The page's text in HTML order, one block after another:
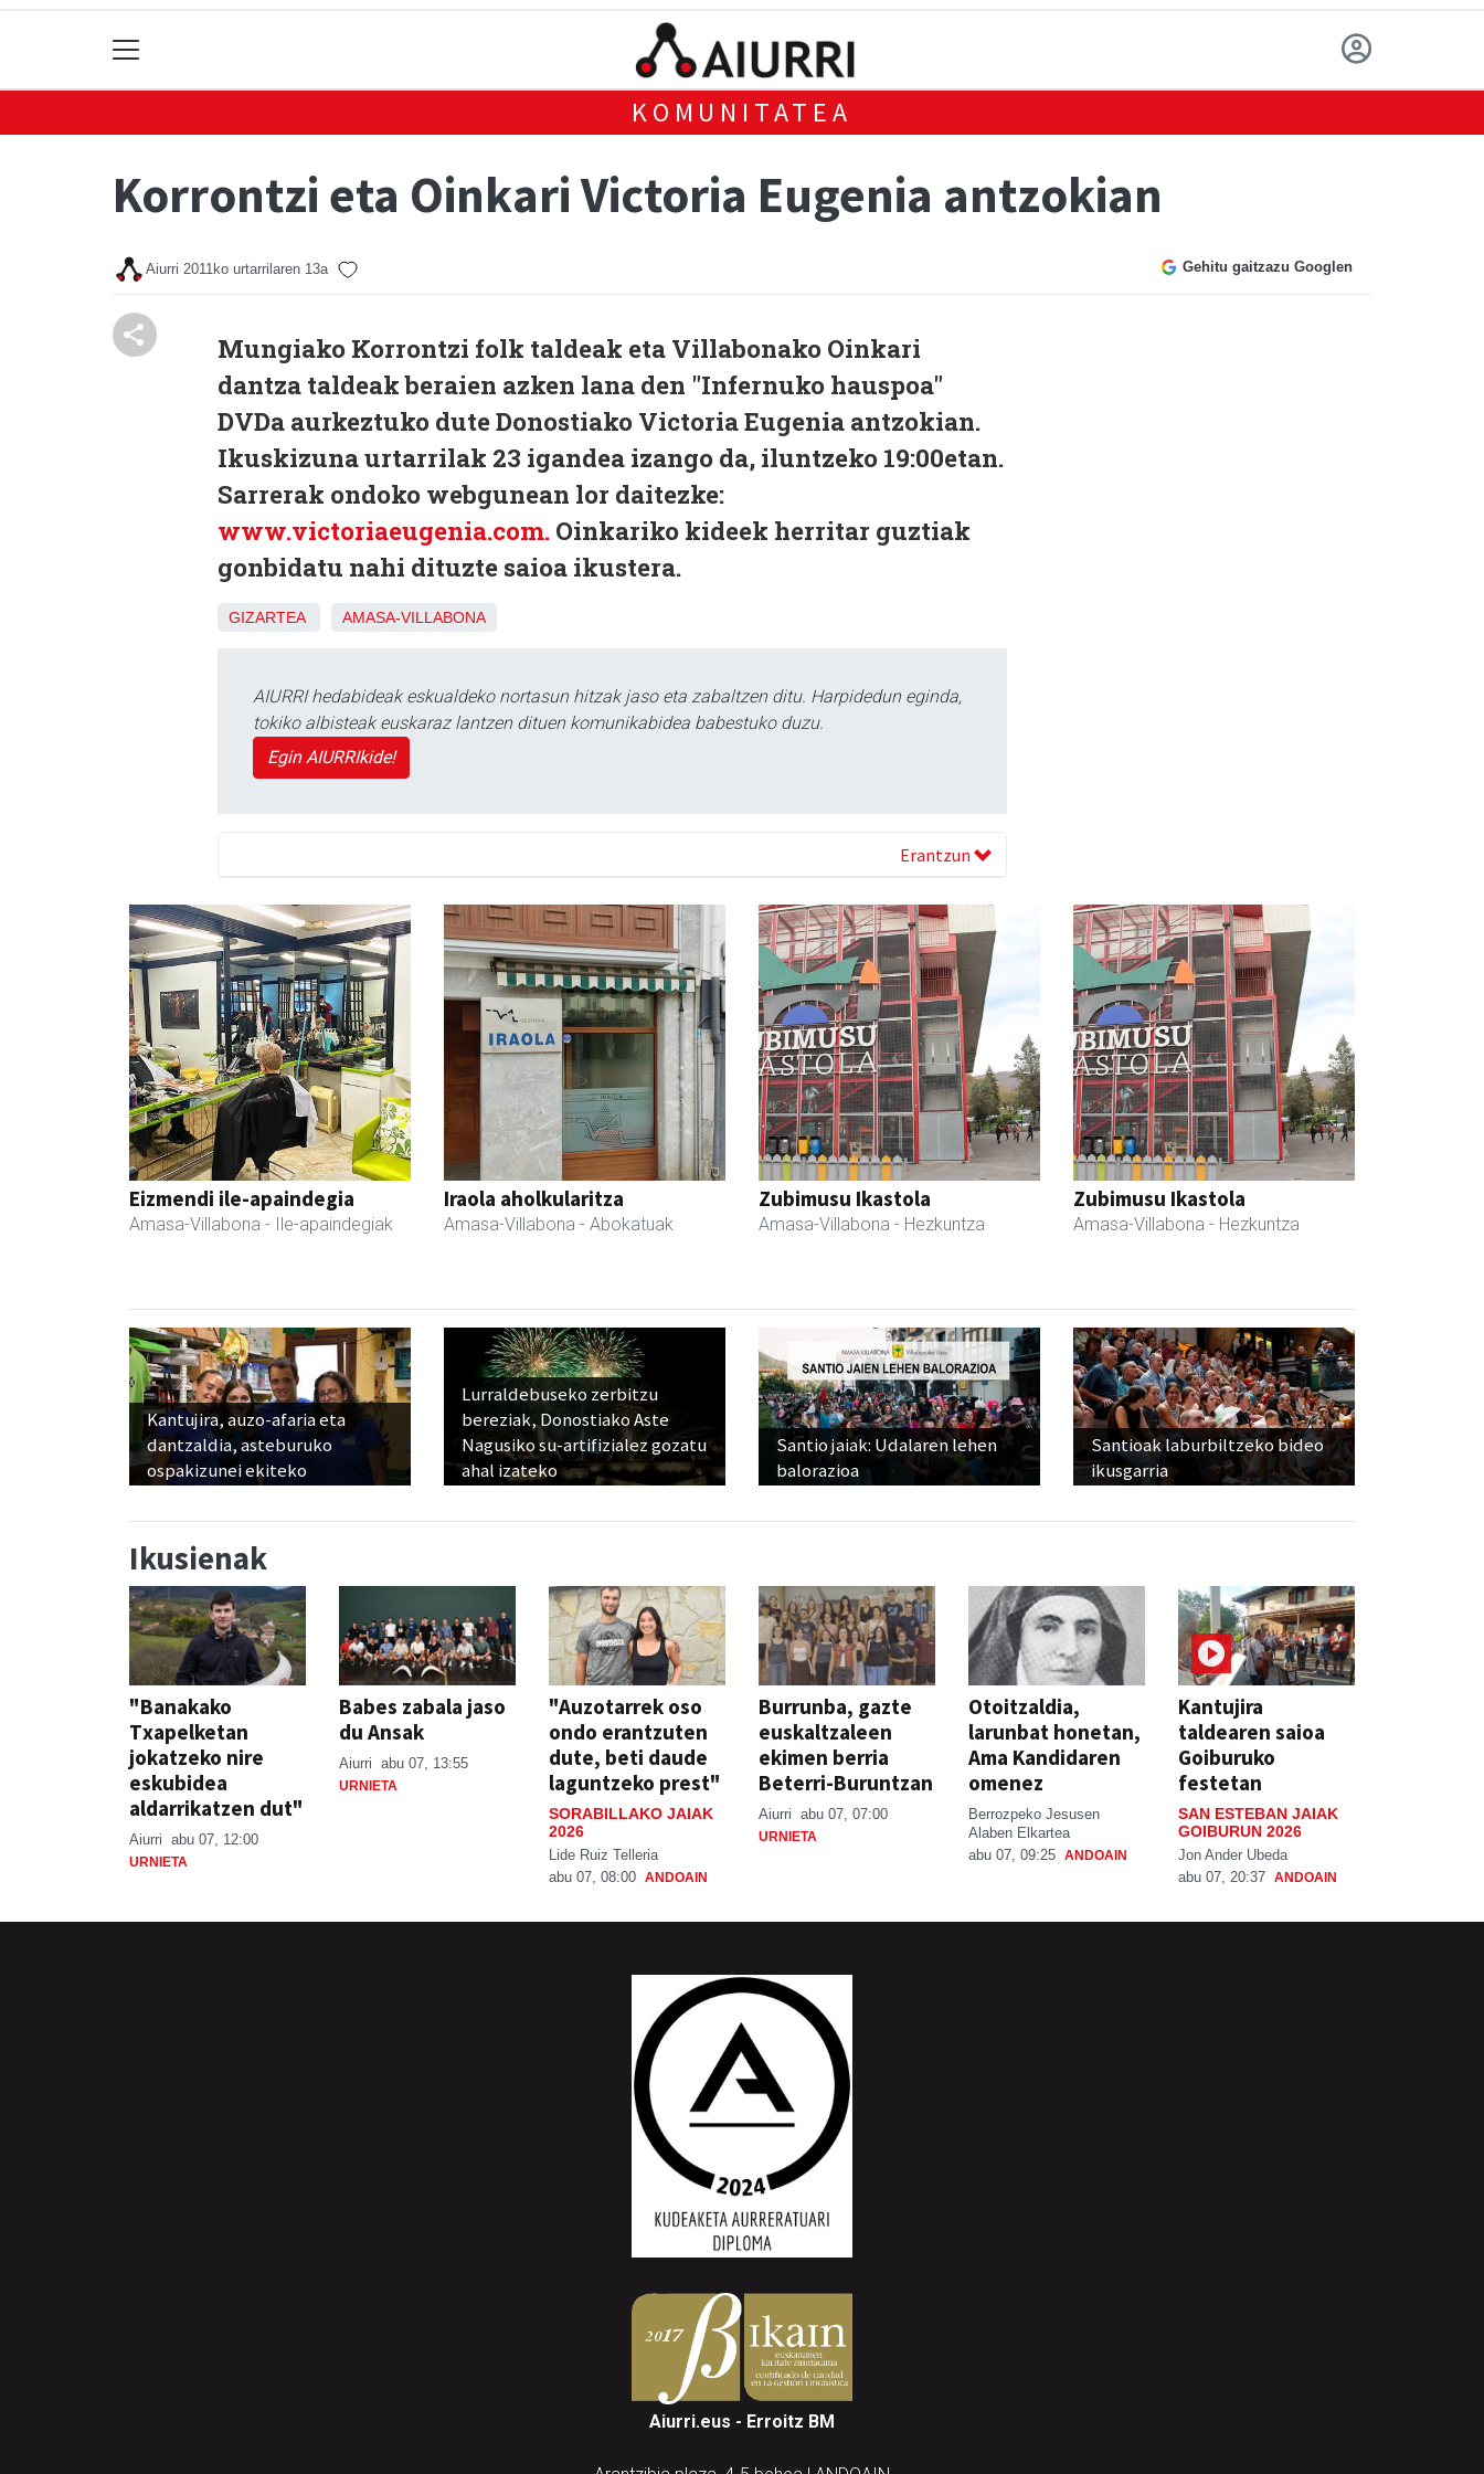
KOMUNITATEA
Korrontzi eta Oinkari Victoria Eugenia antzokian
Aiurri 2011ko urtarrilaren 13a Gehitu gaitzazu Googlen
Mungiako Korrontzi folk taldeak eta Villabonako Oinkari
dantza taldeak beraien azken lana den "Infernuko hauspoa"
DVDa aurkeztuko dute Donostiako Victoria Eugenia antzokian.
Ikuskizuna urtarrilak 23 igandea izango da, iluntzeko 19:00etan.
Sarrerak ondoko webgunean lor daitezke:
www.victoriaeugenia.com. Oinkariko kideek herritar guztiak
gonbidatu nahi dituzte saioa ikustera.
GIZARTEA AMASA-VILLABONA
AIURRI hedabideak eskualdeko nortasun hitzak jaso eta zabaltzen ditu. Harpidedun eginda,
tokiko albisteak euskaraz lantzen dituen komunikabidea babestuko duzu.
Egin AIURRIkide!
Erantzun
Eizmendi ile-apaindegia
Amasa-Villabona - Ile-apaindegiak
Iraola aholkularitza
Amasa-Villabona - Abokatuak
Zubimusu Ikastola
Amasa-Villabona - Hezkuntza
Zubimusu Ikastola
Amasa-Villabona - Hezkuntza
Kantujira, auzo-afaria eta
dantzaldia, asteburuko
ospakizunei ekiteko
Lurraldebuseko zerbitzu
bereziak, Donostiako Aste
Nagusiko su-artifizialez gozatu
ahal izateko
Santio jaiak: Udalaren lehen
balorazioa
Santioak laburbiltzeko bideo
ikusgarria
Ikusienak
"Banakako
Txapelketan
jokatzeko nire
eskubidea
aldarrikatzen dut"
Aiurri abu 07, 12:00
URNIETA
Babes zabala jaso
du Ansak
Aiurri abu 07, 13:55
URNIETA
"Auzotarrek oso
ondo erantzuten
dute, beti daude
laguntzeko prest"
SORABILLAKO JAIAK
2026
Lide Ruiz Telleria
abu 07, 08:00 ANDOAIN
Burrunba, gazte
euskaltzaleen
ekimen berria
Beterri-Buruntzan
Aiurri abu 07, 07:00
URNIETA
Otoitzaldia,
larunbat honetan,
Ama Kandidaren
omenez
Berrozpeko Jesusen
Alaben Elkartea
abu 07, 09:25 ANDOAIN
Kantujira
taldearen saioa
Goiburuko
festetan
SAN ESTEBAN JAIAK
GOIBURUN 2026
Jon Ander Ubeda
abu 07, 20:37 ANDOAIN
Aiurri.eus - Erroitz BM